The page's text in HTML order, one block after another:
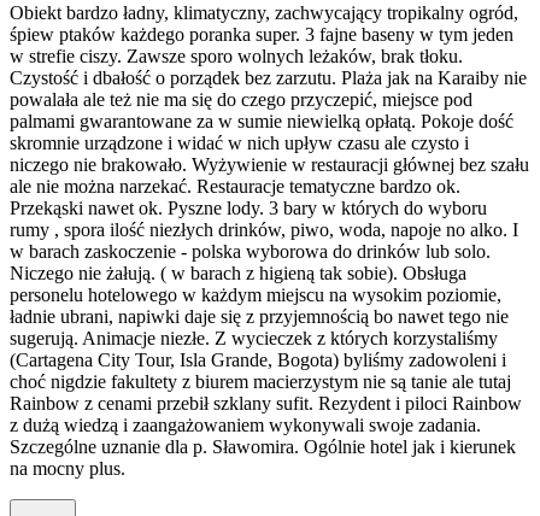
Obiekt bardzo ładny, klimatyczny, zachwycający tropikalny ogród,
śpiew ptaków każdego poranka super. 3 fajne baseny w tym jeden
w strefie ciszy. Zawsze sporo wolnych leżaków, brak tłoku.
Czystość i dbałość o porządek bez zarzutu. Plaża jak na Karaiby nie
powalała ale też nie ma się do czego przyczepić, miejsce pod
palmami gwarantowane za w sumie niewielką opłatą. Pokoje dość
skromnie urządzone i widać w nich upływ czasu ale czysto i
niczego nie brakowało. Wyżywienie w restauracji głównej bez szału
ale nie można narzekać. Restauracje tematyczne bardzo ok.
Przekąski nawet ok. Pyszne lody. 3 bary w których do wyboru
rumy , spora ilość niezłych drinków, piwo, woda, napoje no alko. I
w barach zaskoczenie - polska wyborowa do drinków lub solo.
Niczego nie żałują. ( w barach z higieną tak sobie). Obsługa
personelu hotelowego w każdym miejscu na wysokim poziomie,
ładnie ubrani, napiwki daje się z przyjemnością bo nawet tego nie
sugerują. Animacje niezłe. Z wycieczek z których korzystaliśmy
(Cartagena City Tour, Isla Grande, Bogota) byliśmy zadowoleni i
choć nigdzie fakultety z biurem macierzystym nie są tanie ale tutaj
Rainbow z cenami przebił szklany sufit. Rezydent i piloci Rainbow
z dużą wiedzą i zaangażowaniem wykonywali swoje zadania.
Szczególne uznanie dla p. Sławomira. Ogólnie hotel jak i kierunek
na mocny plus.